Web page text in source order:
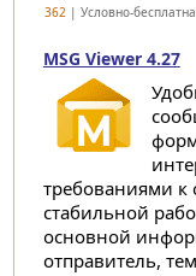
362| Условно-
MSG Viewer 4.27
требованиями к
стабильной
основной
отправитель,